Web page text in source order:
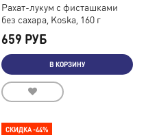
Рахат-лукум с фисташками
без сахара, Koska, 160 г
659 РУБ
В КОРЗИНУ
СКИДКА -44%